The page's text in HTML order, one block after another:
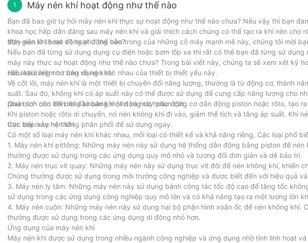
1 Máy nén khí hoạt động như thế nào
Bạn đã bao giờ tự hỏi máy nén khí thực sự hoạt động như thế nào chưa? Nếu vậy thì bạn
khoa học hấp dẫn đằng sau máy nén khí và giải thích cách chúng có thể tạo ra khí nén cho
đơn giản là tò mò về hoạt động bên trong của những cỗ máy mạnh mẽ này, chúng tôi mời
Máy nén khí hoạt động như thế nào?
Nếu bạn đã từng sử dụng dụng cụ điện hoặc bơm lốp xe thì rất có thể bạn đã từng sử
máy này thực sự hoạt động như thế nào chưa? Trong bài viết này, chúng ta sẽ xem xét kỹ
các loại cũng như ứng dụng khác nhau của thiết bị thiết yếu này.
Hiểu khái niệm cơ bản về nén khí
Về cốt lõi, máy nén khí là một thiết bị chuyển đổi năng lượng, thường là từ động cơ, thành
suất. Sau đó, không khí có áp suất này có thể được sử dụng để cung cấp năng lượng cho
phun sơn cho đến máy khoan khí nén và máy phun cát.
Quá trình nén khí bắt đầu bằng một động cơ hoặc động cơ dẫn động piston hoặc rôto, tạo
Khi piston hoặc rôto di chuyển, nó nén không khí đi vào, giảm thể tích và tăng áp suất. Khí
trực tiếp vào hệ thống phân phối để sử dụng ngay.
Các loại máy nén khí
Có một số loại máy nén khí khác nhau, mỗi loại có thiết kế và khả năng riêng. Các loại phổ
1. Máy nén khí pittông: Những máy nén này sử dụng hệ thống dẫn động bằng piston để
thường được sử dụng trong các ứng dụng quy mô nhỏ và tương đối đơn giản và dễ bảo trì.
2. Máy nén trục vít quay: Những máy nén này sử dụng trục vít đôi để nén không khí, khiến
Chúng thường được sử dụng trong môi trường công nghiệp và được biết đến với hiệu quả
3. Máy nén ly tâm: Những máy nén này sử dụng bánh công tác tốc độ cao để tăng tốc
sử dụng trong các ứng dụng công nghiệp quy mô lớn và có khả năng tạo ra một lượng lớn
4. Máy nén cuộn: Những máy nén này sử dụng hai bộ phận hình xoắn ốc để nén không
thường được sử dụng trong các ứng dụng di động nhỏ hơn.
Ứng dụng của máy nén khí
Máy nén khí được sử dụng trong nhiều ngành công nghiệp và ứng dụng nhờ tính linh hoạt